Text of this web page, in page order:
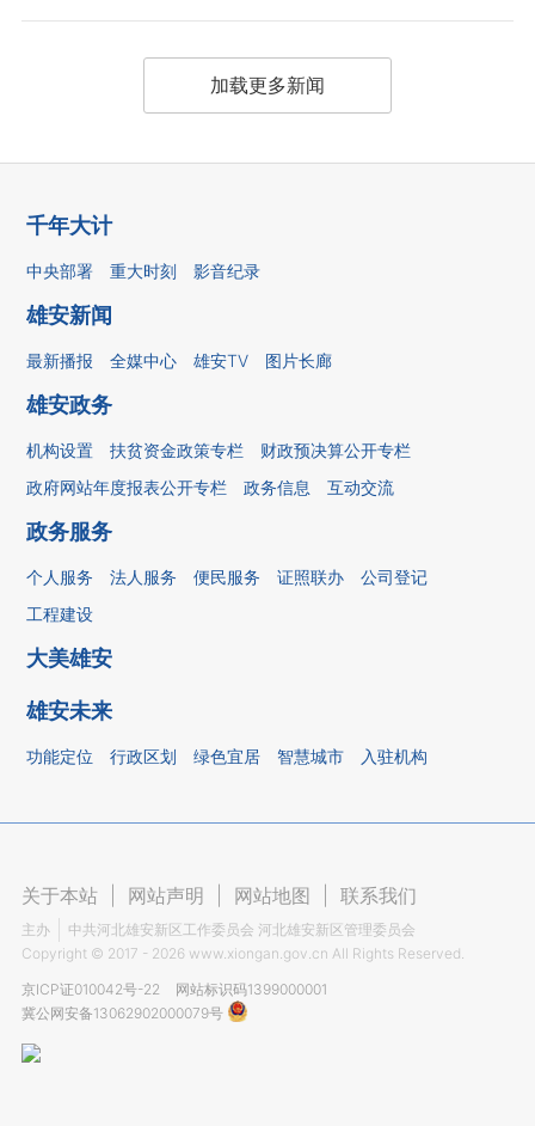
加载更多新闻
千年大计
中央部署 重大时刻 影音纪录
雄安新闻
最新播报 全媒中心 雄安TV 图片长廊
雄安政务
机构设置 扶贫资金政策专栏
财政预决算公开专栏
政府网站年度报表公开专栏
政务信息 互动交流
政务服务
个人服务 法人服务 便民服务 证照联办
公司登记
工程建设
大美雄安
雄安未来
功能定位 行政区划 绿色宜居 智慧城市 入驻机构
关于本站 网站声明 网站地图 联系我们
主办
中共河北雄安新区工作委员会 河北雄安新区管理委员会
Copyright © 2017 - 2026 www.xiongan.gov.cn All Rights Reserved.
京ICP证010042号-22
网站标识码1399000001
冀公网安备13062902000079号